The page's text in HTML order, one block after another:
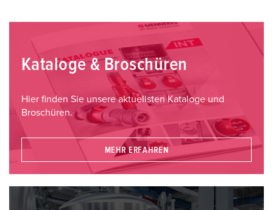
Kataloge & Broschüren
Hier finden Sie unsere aktuellsten Kataloge und
Broschüren.
MEHR ERFAHREN